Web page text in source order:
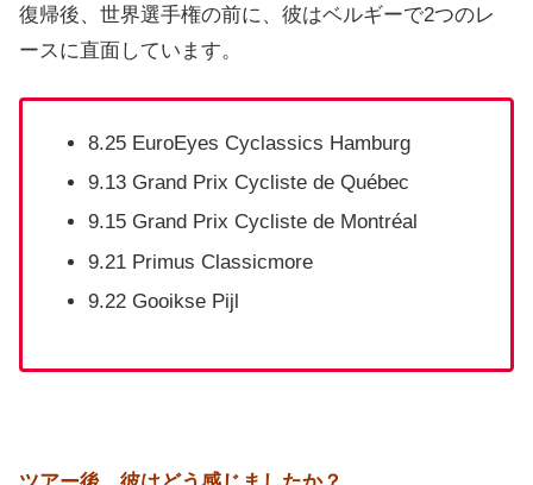
復帰後、世界選手権の前に、彼はベルギーで2つのレ
ースに直面しています。
8.25 EuroEyes Cyclassics Hamburg
9.13 Grand Prix Cycliste de Québec
9.15 Grand Prix Cycliste de Montréal
9.21 Primus Classicmore
9.22 Gooikse Pijl